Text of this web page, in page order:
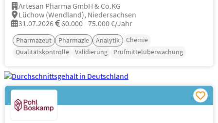
Artesan Pharma GmbH & Co.KG
Lüchow (Wendland), Niedersachsen
31.07.2026
60.000 - 75.000 €/Jahr
Pharmazeut Pharmazie Analytik
Chemie
Qualitätskontrolle
Validierung Prüfmittelüberwachung